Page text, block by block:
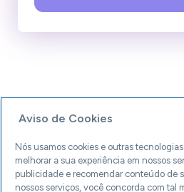
Aviso de Cookies
Nós usamos cookies e outras
melhorar a sua experiência em nossos
publicidade e recomendar conteúdo de
nossos serviços, você concorda com tal